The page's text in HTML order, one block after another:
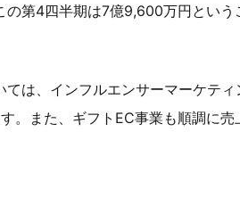
の第4四半期は7億9,600万円とい
ては、インフルエンサーマーケテ
。また、ギフトEC事業も順調に